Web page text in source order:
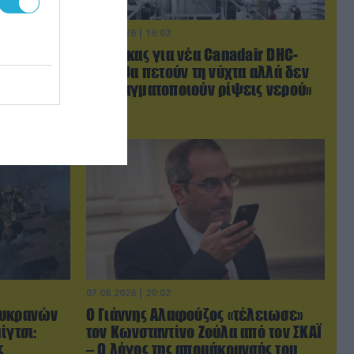
07.08.2026 | 16:02
Κ.Τσίγκας για νέα Canadair DHC-
515: «Θα πετούν τη νύχτα αλλά δεν
θα πραγματοποιούν ρίψεις νερού»
07.08.2026 | 20:02
Ο Γιάννης Αλαφούζος «τέλειωσε»
τον Κωνσταντίνο Ζούλα από τον ΣΚΑΪ
– Ο λόγος της απομάκρυνσής του